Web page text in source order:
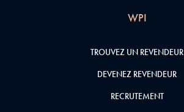
WPI
TROUVEZ UN REVENDEUR
DEVENEZ REVENDEUR
RECRUTEMENT